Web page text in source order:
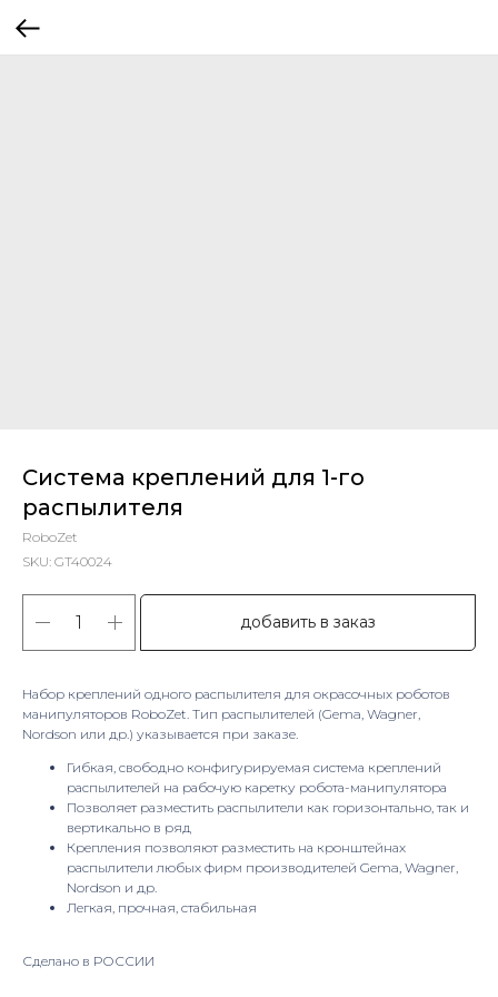
Система креплений для 1-го
распылителя
RoboZet
SKU: GT40024
добавить в заказ
Набор креплений одного распылителя для окрасочных роботов
манипуляторов RoboZet. Тип распылителей (Gema, Wagner,
Nordson или др.) указывается при заказе.
Гибкая, свободно конфигурируемая система креплений
распылителей на рабочую каретку робота-манипулятора
Позволяет разместить распылители как горизонтально, так и
вертикально в ряд
Крепления позволяют разместить на кронштейнах
распылители любых фирм производителей Gema, Wagner,
Nordson и др.
Легкая, прочная, стабильная
Сделано в РОССИИ